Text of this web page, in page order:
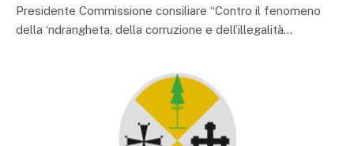
Presidente Commissione consiliare “Contro il fenomeno
della ‘ndrangheta, della corruzione e dell’illegalità…